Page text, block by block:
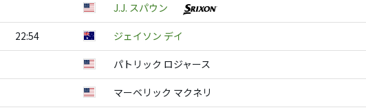
J.J. スパウン
22:54 ジェイソン デイ
パトリック ロジャース
マーベリック マクネリ